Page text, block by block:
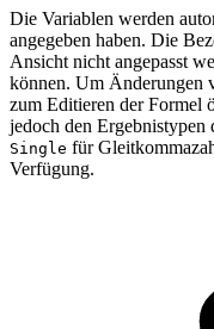
Die Variablen werden
angegeben haben. Die
Ansicht nicht angepasst
können. Um Änderungen
zum Editieren der Formel
jedoch den Ergebnistypen
Single für
Verfügung.